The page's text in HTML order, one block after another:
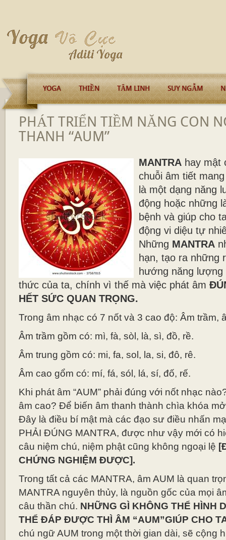
YOGA THIỀN TÂM LINH SUY NGẪM
PHÁT TRIỂN TIỀM NĂNG CON
THANH “AUM”
MANTRAhay mật
chuỗi âm tiết
là một dạng năng
động hoặc những
bệnh và giúp cho
động vi diệu tự
Những MANTRA
hạn, tạo ra những
hướng năng
thức của ta, chính vì thế mà việc phát âm
HẾT SỨC QUAN TRỌNG.
Trong âm nhạc có 7 nốt và 3 cao độ: Âm trầm,
Âm trầm gồm có: mì, fà, sòl, là, sì, đồ, rề.
Âm trung gồm có: mi, fa, sol, la, si, đô, rê.
Âm cao gổm có: mí, fá, sól, lá, sí, đố, rế.
Khi phát âm “AUM” phải đúng với nốt nhạc
âm cao? Để biến âm thanh thành chìa khóa
Đây là điều bí mật mà các đạo sư điều nhấn
PHẢI ĐÚNG MANTRA, được như vậy mới có
câu niệm chú, niệm phật cũng không ngoại lệ
CHỨNG NGHIỆM ĐƯỢC].
Trong tất cả các MANTRA, âm AUM là quan
MANTRA nguyên thủy, là nguồn gốc của mọi
câu thần chú. NHỮNG GÌ KHÔNG THỂ HÌNH
THỂ ĐÁP ĐƯỢC THÌ ÂM “AUM”GIÚP CHO
chú ngữ AUM trong một thời gian dài, sẽ cộng